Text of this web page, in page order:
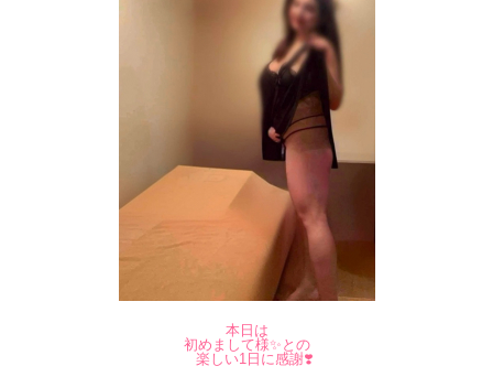
本日は
初めまして様✨ との
楽しい1日に感謝❣️